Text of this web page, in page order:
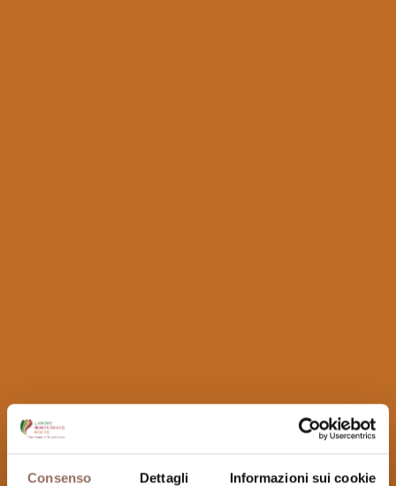
Consenso Dettagli Informazioni sui cookie